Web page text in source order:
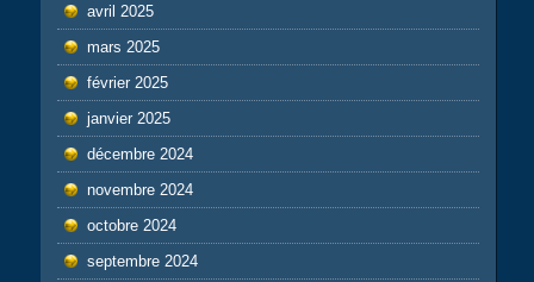
avril 2025
mars 2025
février 2025
janvier 2025
décembre 2024
novembre 2024
octobre 2024
septembre 2024